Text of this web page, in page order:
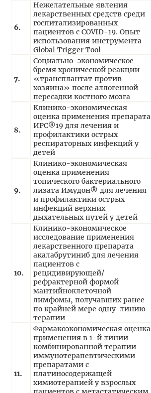
6.
Нежелательные явления
лекарственных средств среди
госпитализированных
пациентов с COVID-19. Опыт
использования инструмента
Global Trigger Tool
7.
Социально-экономическое
бремя хронической реакции
«трансплантат против
хозяина» после аллогенной
пересадки костного мозга
8.
Клинико-экономическая
оценка применения препарата
ИРС®19 для лечения и
профилактики острых
респираторных инфекций у
детей
9.
Клинико-экономическая
оценка применения
топического бактериального
лизата Имудон® для лечения
и профилактики острых
инфекций верхних
дыхательных путей у детей
10.
Клинико-экономическое
исследование применения
лекарственного препарата
акалабрутиниб для лечения
пациентов с
рецидивирующей/
рефрактерной формой
мантийноклеточной
лимфомы, получавших ранее
по крайней мере одну линию
терапии
11.
Фармакоэкономическая оценка
применения в 1-й линии
комбинированной терапии
иммунотерапевтическими
препаратами с
платиносодержащей
химиотерапией у взрослых